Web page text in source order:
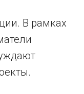
В рамках